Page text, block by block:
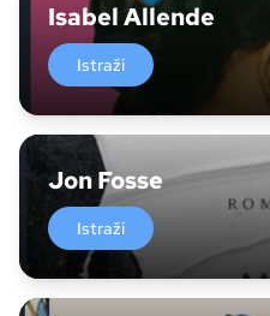
Isabel Allende
Istraži
Jon Fosse
Istraži